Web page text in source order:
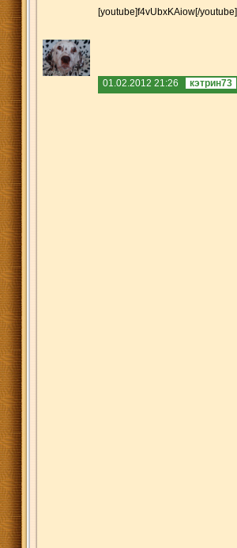
[youtube]f4vUbxKAiow[/youtube]
01.02.2012 21:26 кэтрин73